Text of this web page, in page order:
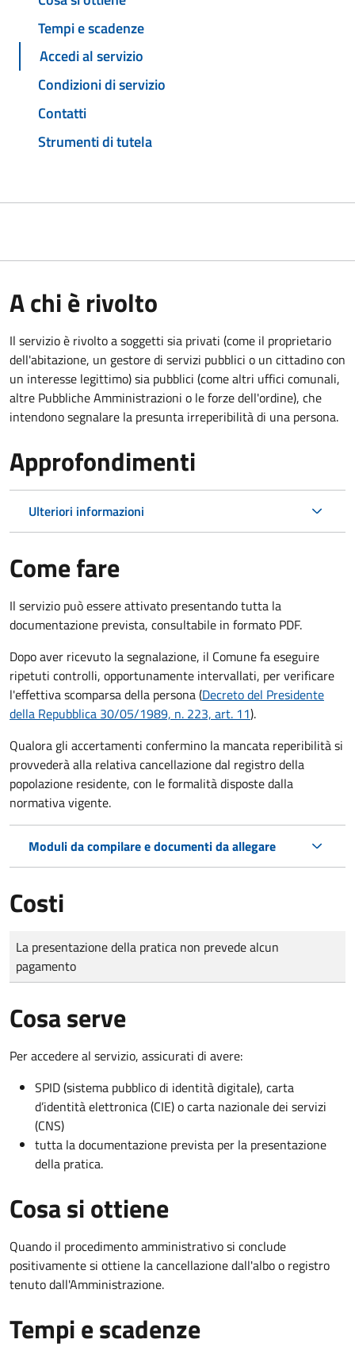
Tempi e scadenze
Accedi al servizio
Condizioni di servizio
Contatti
Strumenti di tutela
A chi è rivolto
Il servizio è rivolto a soggetti sia privati (come il proprietario
dell'abitazione, un gestore di servizi pubblici o un cittadino con
un interesse legittimo) sia pubblici (come altri uffici comunali,
altre Pubbliche Amministrazioni o le forze dell'ordine), che
intendono segnalare la presunta irreperibilità di una persona.
Approfondimenti
Ulteriori informazioni
Come fare
Il servizio può essere attivato presentando tutta la
documentazione prevista, consultabile in formato PDF.
Dopo aver ricevuto la segnalazione, il Comune fa eseguire
ripetuti controlli, opportunamente intervallati, per verificare
l'effettiva scomparsa della persona (Decreto del Presidente
della Repubblica 30/05/1989, n. 223, art. 11).
Qualora gli accertamenti confermino la mancata reperibilità si
provvederà alla relativa cancellazione dal registro della
popolazione residente, con le formalità disposte dalla
normativa vigente.
Moduli da compilare e documenti da allegare
Costi
Tipo di pagamento
Importo
La presentazione della pratica non prevede alcun
pagamento
Cosa serve
Per accedere al servizio, assicurati di avere:
SPID (sistema pubblico di identità digitale), carta
d’identità elettronica (CIE) o carta nazionale dei servizi
(CNS)
tutta la documentazione prevista per la presentazione
della pratica.
Cosa si ottiene
Quando il procedimento amministrativo si conclude
positivamente si ottiene la cancellazione dall'albo o registro
tenuto dall'Amministrazione.
Tempi e scadenze